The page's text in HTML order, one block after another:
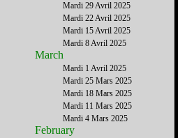
Mardi 29 Avril 2025
Mardi 22 Avril 2025
Mardi 15 Avril 2025
Mardi 8 Avril 2025
March
Mardi 1 Avril 2025
Mardi 25 Mars 2025
Mardi 18 Mars 2025
Mardi 11 Mars 2025
Mardi 4 Mars 2025
February